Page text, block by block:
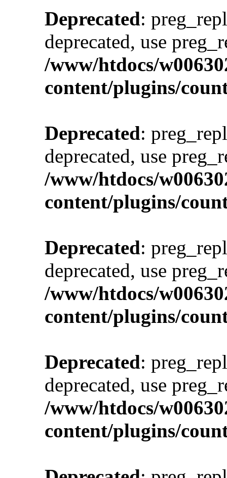
Deprecated:
deprecated, use
/www/htdocs/
content/plugins/
Deprecated:
deprecated, use
/www/htdocs/
content/plugins/
Deprecated:
deprecated, use
/www/htdocs/
content/plugins/
Deprecated:
deprecated, use
/www/htdocs/
content/plugins/